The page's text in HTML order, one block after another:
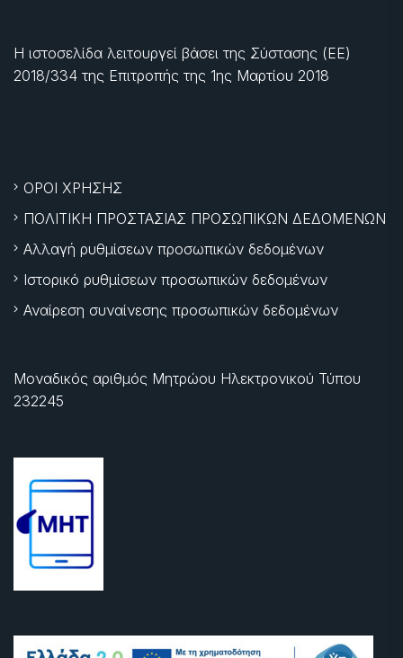
Η ιστοσελίδα λειτουργεί βάσει της Σύστασης (ΕΕ)
2018/334 της Επιτροπής της 1ης Μαρτίου 2018
ΟΡΟΙ ΧΡΗΣΗΣ
ΠΟΛΙΤΙΚΗ ΠΡΟΣΤΑΣΙΑΣ ΠΡΟΣΩΠΙΚΩΝ ΔΕΔΟΜΕΝΩΝ
Αλλαγή ρυθμίσεων προσωπικών δεδομένων
Ιστορικό ρυθμίσεων προσωπικών δεδομένων
Αναίρεση συναίνεσης προσωπικών δεδομένων
Μοναδικός αριθμός Μητρώου Ηλεκτρονικού Τύπου
232245